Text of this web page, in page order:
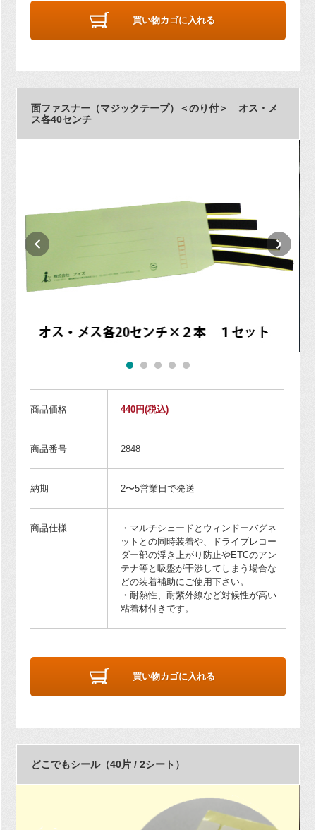
買い物カゴに入れる
面ファスナー（マジックテープ）＜のり付＞ オス・メ
ス各40センチ
商品価格 440円(税込)
商品番号 2848
納期 2〜5営業日で発送
商品仕様
・マルチシェードとウィンドーバグネ
ットとの同時装着や、ドライブレコー
ダー部の浮き上がり防止やETCのアン
テナ等と吸盤が干渉してしまう場合な
どの装着補助にご使用下さい。
・耐熱性、耐紫外線など対候性が高い
粘着材付きです。
買い物カゴに入れる
どこでもシール（40片 / 2シート）